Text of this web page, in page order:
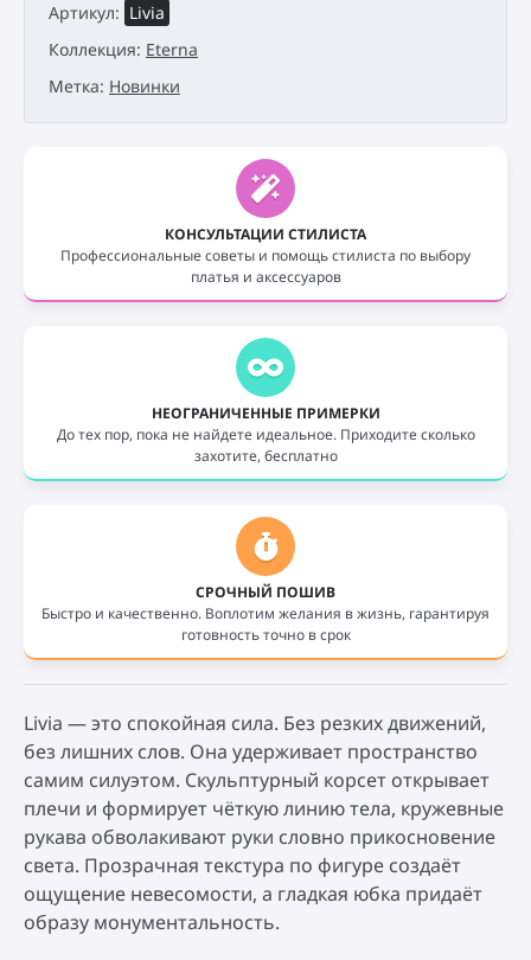
LiviaАртикул: Livia
Коллекция: Eterna
Метка: Новинки
КОНСУЛЬТАЦИИ СТИЛИСТА
Профессиональные советы и помощь стилиста по выбору
платья и аксессуаров
НЕОГРАНИЧЕННЫЕ ПРИМЕРКИ
До тех пор, пока не найдете идеальное. Приходите сколько
захотите, бесплатно
СРОЧНЫЙ ПОШИВ
Быстро и качественно. Воплотим желания в жизнь, гарантируя
готовность точно в срок
Livia — это спокойная сила. Без резких движений,
без лишних слов. Она удерживает пространство
самим силуэтом. Скульптурный корсет открывает
плечи и формирует чёткую линию тела, кружевные
рукава обволакивают руки словно прикосновение
света. Прозрачная текстура по фигуре создаёт
ощущение невесомости, а гладкая юбка придаёт
образу монументальность.